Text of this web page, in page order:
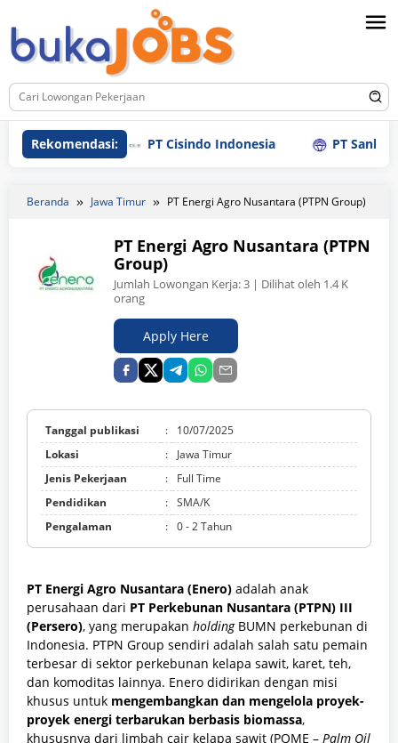
ke
konten
Rekomendasi:PT Cisindo Indonesia PT Sanly
Beranda Jawa Timur PT Energi Agro Nusantara (PTPN Group)
PT Energi Agro Nusantara (PTPN
Group)
Jumlah Lowongan Kerja:3 | Dilihat oleh 1.4 K
orang
Apply Here
Tanggal publikasi :
10/07/2025
Lokasi
:
Jawa Timur
Jenis Pekerjaan
:
Full Time
Pendidikan
: SMA/K
Pengalaman
: 0 - 2 Tahun
PT Energi Agro Nusantara (Enero) adalah anak
perusahaan dari PT Perkebunan Nusantara (PTPN) III
(Persero), yang merupakan holdingBUMN perkebunan di
Indonesia. PTPN Group sendiri adalah salah satu pemain
terbesar di sektor perkebunan kelapa sawit, karet, teh,
dan komoditas lainnya. Enero didirikan dengan misi
khusus untuk mengembangkan dan mengelola proyek-
proyek energi terbarukan berbasis biomassa,
khususnya dari limbah cair kelapa sawit (POME – Palm Oil